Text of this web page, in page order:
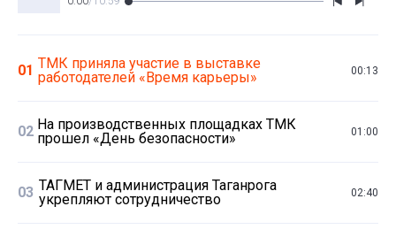
01 ТМК приняла участие в выставке
работодателей «Время карьеры»
00:13
02 На производственных площадках ТМК
прошел «День безопасности»
01:00
03 ТАГМЕТ и администрация Таганрога
укрепляют сотрудничество
02:40